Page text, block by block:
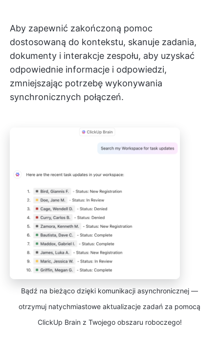
Aby zapewnić zakończoną pomoc
dostosowaną do kontekstu, skanuje zadania,
dokumenty i interakcje zespołu, aby uzyskać
odpowiednie informacje i odpowiedzi,
zmniejszając potrzebę wykonywania
synchronicznych połączeń.
Bądź na bieżąco dzięki komunikacji asynchronicznej —
otrzymuj natychmiastowe aktualizacje zadań za pomocą
ClickUp Brain z Twojego obszaru roboczego!